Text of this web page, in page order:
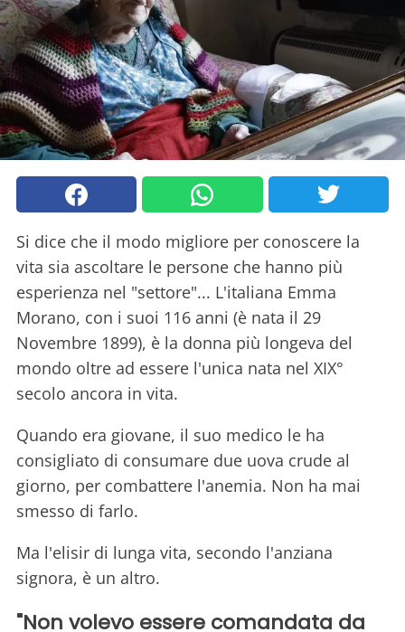
Si dice che il modo migliore per conoscere la
vita sia ascoltare le persone che hanno più
esperienza nel "settore"... L'italiana Emma
Morano, con i suoi 116 anni (è nata il 29
Novembre 1899), è la donna più longeva del
mondo oltre ad essere l'unica nata nel XIX°
secolo ancora in vita.
Quando era giovane, il suo medico le ha
consigliato di consumare due uova crude al
giorno, per combattere l'anemia. Non ha mai
smesso di farlo.
Ma l'elisir di lunga vita, secondo l'anziana
signora, è un altro.
"Non volevo essere comandata da